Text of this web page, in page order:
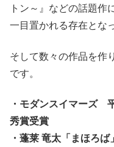
トン～』などの話題作
一目置かれる存在とな
そして数々の作品を作
です。
・モダンスイマーズ
秀賞受賞
・蓬莱 竜太「まほろ